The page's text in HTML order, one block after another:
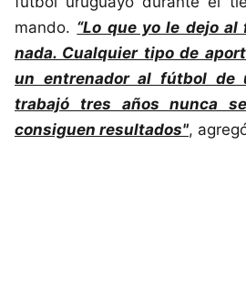
mando. “Lo que yo le dejo
nada. Cualquier tipo de
un entrenador al fútbol de
trabajó tres años nunca
consiguen resultados",